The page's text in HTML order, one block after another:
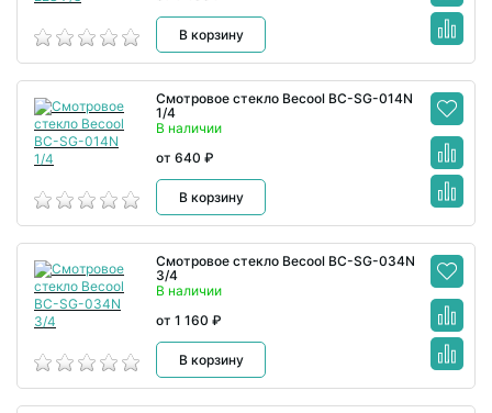
В корзину
Смотровое стекло Becool BC-SG-014N
1/4
В наличии
от 640 ₽
В корзину
Смотровое стекло Becool BC-SG-034N
3/4
В наличии
от 1 160 ₽
В корзину